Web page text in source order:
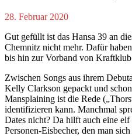
28. Februar 2020
Gut gefüllt ist das Hansa 39 an
Chemnitz nicht mehr. Dafür
bis hin zur Vorband von
Zwischen Songs aus ihrem
Kelly Clarkson gepackt und
Mansplaining ist die Rede
identifizieren kann. Manchmal
Dates nicht? Da hilft auch eine
Personen-Eisbecher, den man